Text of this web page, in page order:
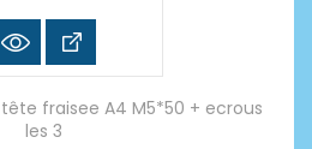
tête fraisee A4 M5*50 + ecrous
les 3